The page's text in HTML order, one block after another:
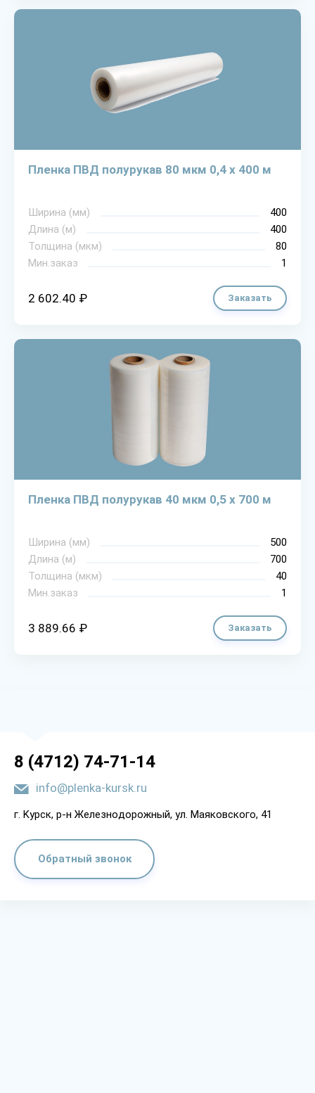
Пленка ПВД полурукав 80 мкм 0,4 х 400 м
Ширина (мм)
400
Длина (м)
400
Толщина (мкм)
80
Мин.заказ
1
2 602.40 ₽ Заказать
Пленка ПВД полурукав 40 мкм 0,5 х 700 м
Ширина (мм)
500
Длина (м)
700
Толщина (мкм)
40
Мин.заказ
1
3 889.66 ₽ Заказать
8 (4712) 74-71-14
info@plenka-kursk.ru
г. Kypcк, p-н Жeлeзнoдopoжный, yл. Мaякoвcкoгo, 41
Обратный звонок